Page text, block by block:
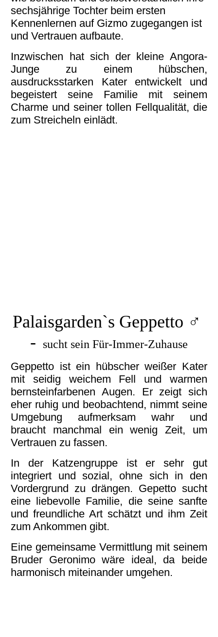
sechsjährige Tochter beim ersten
Kennenlernen auf Gizmo zugegangen ist
und Vertrauen aufbaute.
Inzwischen hat sich der kleine Angora-
Junge zu einem hübschen,
ausdrucksstarken Kater entwickelt und
begeistert seine Familie mit seinem
Charme und seiner tollen Fellqualität, die
zum Streicheln einlädt.
Palaisgarden`s Geppetto ♂
-
sucht sein Für-Immer-Zuhause
Geppetto ist ein hübscher weißer Kater
mit seidig weichem Fell und warmen
bernsteinfarbenen Augen. Er zeigt sich
eher ruhig und beobachtend, nimmt seine
Umgebung aufmerksam wahr und
braucht manchmal ein wenig Zeit, um
Vertrauen zu fassen.
In der Katzengruppe ist er sehr gut
integriert und sozial, ohne sich in den
Vordergrund zu drängen. Gepetto sucht
eine liebevolle Familie, die seine sanfte
und freundliche Art schätzt und ihm Zeit
zum Ankommen gibt.
Eine gemeinsame Vermittlung mit seinem
Bruder Geronimo wäre ideal, da beide
harmonisch miteinander umgehen.